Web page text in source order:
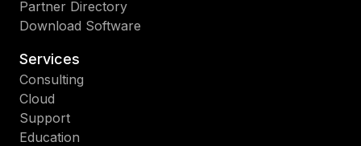
Partner Directory
Download Software
Services
Consulting
Cloud
Support
Education